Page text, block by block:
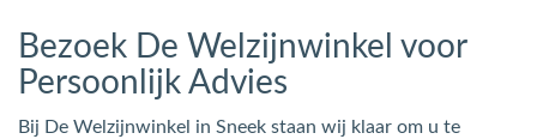
Bezoek De Welzijnwinkel voor
Persoonlijk Advies
Bij De Welzijnwinkel in Sneek staan wij klaar om u te